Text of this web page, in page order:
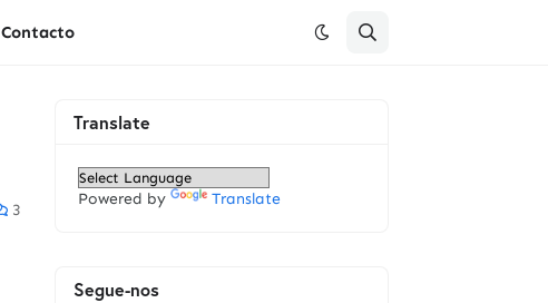
Contacto
3
Translate
Powered by Translate
Segue-nos